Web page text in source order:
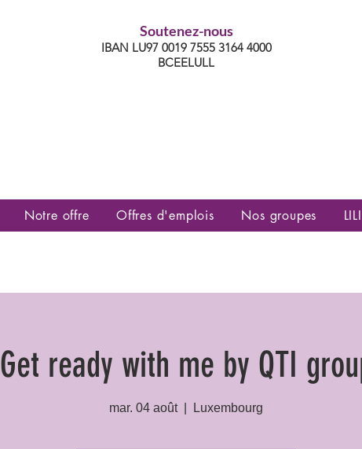
Soutenez-nous
IBAN LU97 0019 7555 3164 4000
BCEELULL
Notre offre Offres d'emplois Nos groupes LILI
Get ready with me by QTI
mar. 04 août
  |
Luxembourg